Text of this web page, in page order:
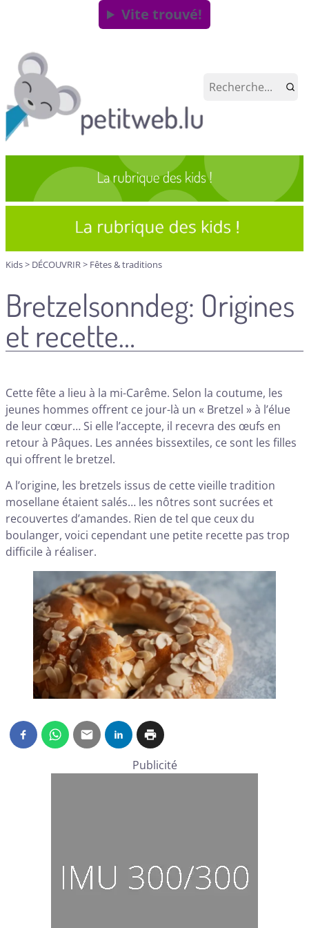
Vite trouvé!
Kids> DÉCOUVRIR> Fêtes & traditions
Bretzelsonndeg: Origines
et recette…
Cette fête a lieu à la mi-Carême. Selon la coutume, les
jeunes hommes offrent ce jour-là un « Bretzel » à l’élue
de leur cœur… Si elle l’accepte, il recevra des œufs en
retour à Pâques. Les années bissextiles, ce sont les filles
qui offrent le bretzel.
A l’origine, les bretzels issus de cette vieille tradition
mosellane étaient salés… les nôtres sont sucrées et
recouvertes d’amandes. Rien de tel que ceux du
boulanger, voici cependant une petite recette pas trop
difficile à réaliser.
Publicité